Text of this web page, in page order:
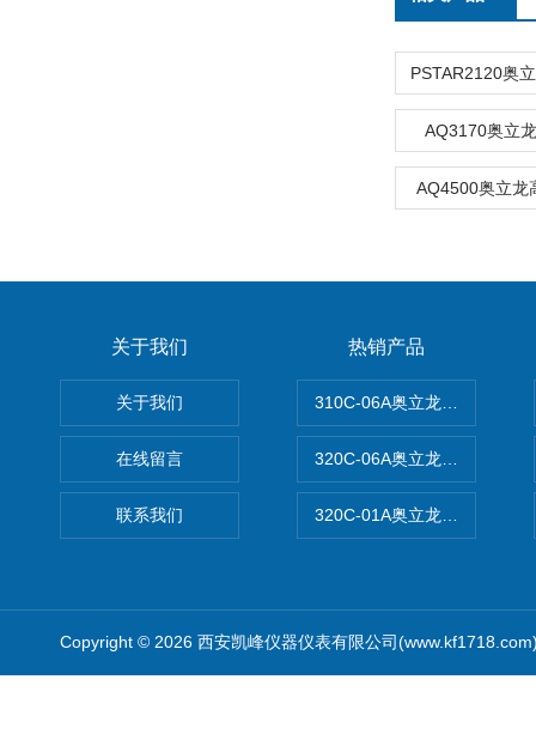
AQ3170奥立
AQ4500奥立龙
关于我们
关于我们
在线留言
联系我们
热销产品
310C-06A奥立龙实验室台式
320C-06A奥立龙实验室便携
320C-01A奥立龙实验室便携
Copyright © 2026 西安凯峰仪器仪表有限公司